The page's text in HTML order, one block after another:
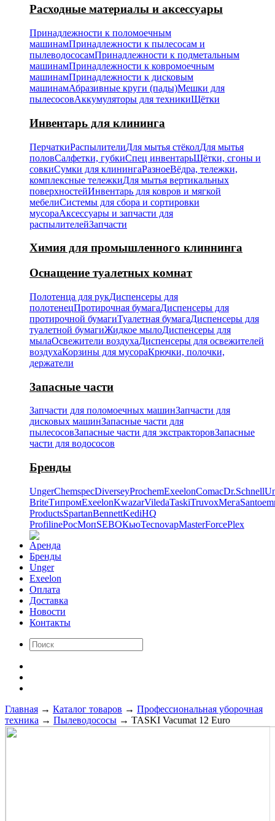
Расходные материалы и аксессуары
Принадлежности к поломоечным
машинамПринадлежности к пылесосам и
пылеводососамПринадлежности к подметальным
машинамПринадлежности к ковромоечным
машинамПринадлежности к дисковым
машинамАбразивные круги (пады)Мешки для
пылесосовАккумуляторы для техникиЩётки
Инвентарь для клининга
ПерчаткиРаспылителиДля мытья стёколДля мытья
половСалфетки, губкиСпец инвентарьЩётки, сгоны и
совкиСумки для клинингаРазноеВёдра, тележки,
комплексные тележкиДля мытья вертикальных
поверхностейИнвентарь для ковров и мягкой
мебелиСистемы для сбора и сортировки
мусораАксессуары и запчасти для
распылителейЗапчасти
Химия для промышленного клиннинга
Оснащение туалетных комнат
Полотенца для рукДиспенсеры для
полотенецПротирочная бумагаДиспенсеры для
протирочной бумагиТуалетная бумагаДиспенсеры для
туалетной бумагиЖидкое мылоДиспенсеры для
мылаОсвежители воздухаДиспенсеры для освежителей
воздухаКорзины для мусораКрючки, полочки,
держатели
Запасные части
Запчасти для поломоечных машинЗапчасти для
дисковых машинЗапасные части для
пылесосовЗапасные части для экстракторовЗапасные
части для водососов
Бренды
UngerChemspecDiverseyProchemExeelonComacDr.Schnell
BriteТипромExeelonKwazarViledaTaskiTruvoxМега
ProductsSpartanBennettKediHQ
ProfilineРосМопSEBOКьюTecnovapMasterForcePlex
Аренда
Бренды
Unger
Exeelon
Оплата
Доставка
Новости
Контакты
Главная → Каталог товаров → Профессиональная уборочная
техника → Пылеводососы → TASKI Vacumat 12 Euro